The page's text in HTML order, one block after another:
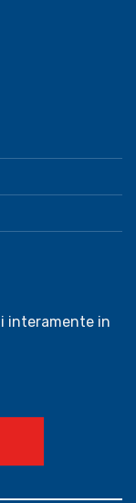
interamente in